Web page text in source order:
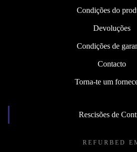
Condições do
Devoluções
Condições de
Contacto
Torna-te um
Rescisões de
REFURBED